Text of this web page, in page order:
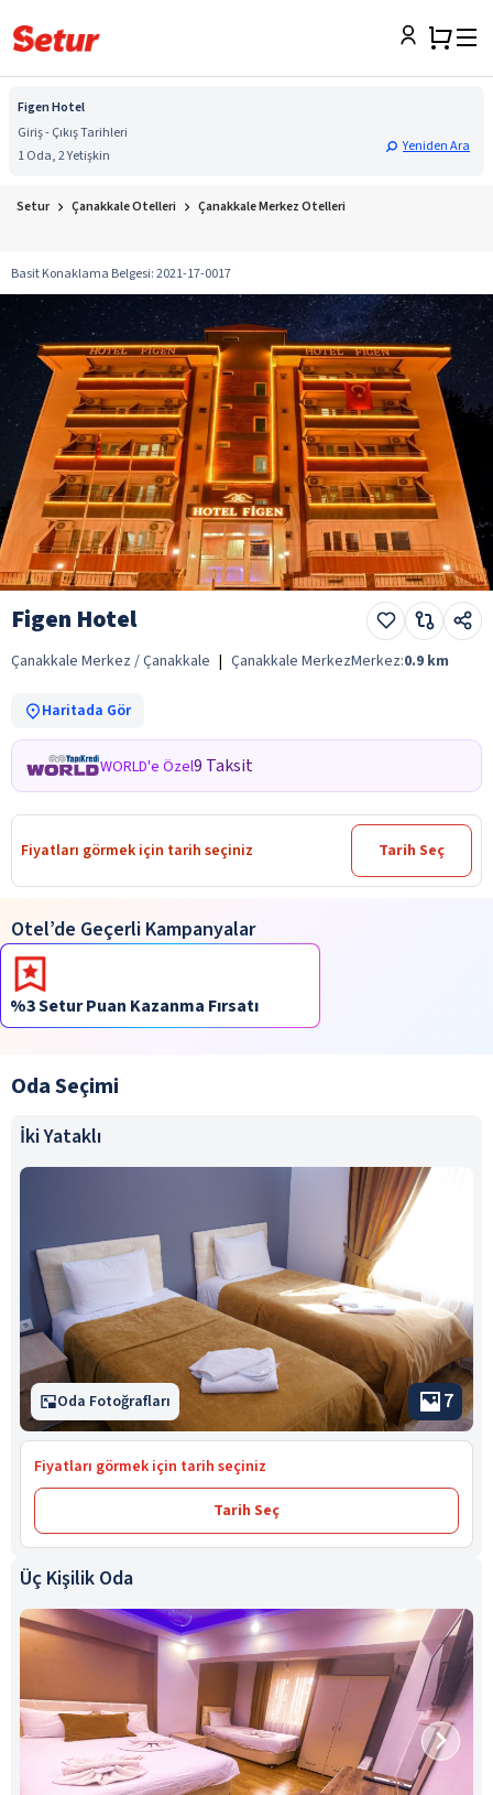
Figen Hotel
Giriş - Çıkış Tarihleri
1 Oda, 2 Yetişkin
Yeniden Ara
Setur Çanakkale Otelleri Çanakkale Merkez Otelleri
Basit Konaklama Belgesi:2021-17-0017
Figen Hotel
Çanakkale Merkez / Çanakkale | Çanakkale MerkezMerkez:0.9 km
Haritada Gör
WORLD'e Özel9 Taksit
Fiyatları görmek için tarih seçiniz Tarih Seç
Otel’de Geçerli Kampanyalar
%3 Setur Puan Kazanma Fırsatı
Oda Seçimi
İki Yataklı
Oda Fotoğrafları 7
Fiyatları görmek için tarih seçiniz
Tarih Seç
Üç Kişilik Oda